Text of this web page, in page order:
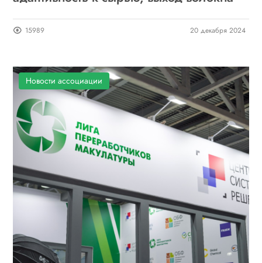
15989 20 декабря 2024
Новости ассоциации